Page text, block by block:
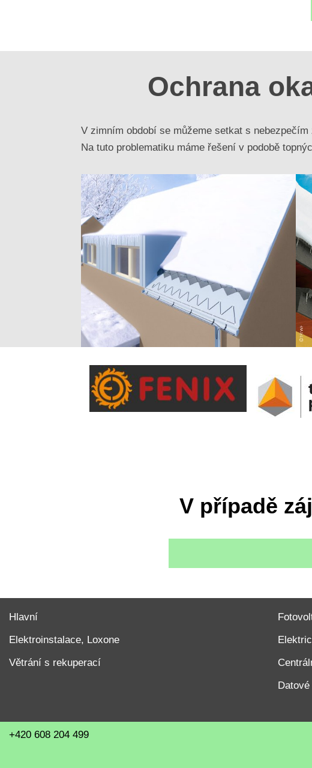
Ochrana
V zimním období se můžeme setkat s
Na tuto problematiku máme řešení v podobě
V případě
Hlavní
Elektroinstalace, Loxone
Větrání s rekuperací
+420 608 204 499